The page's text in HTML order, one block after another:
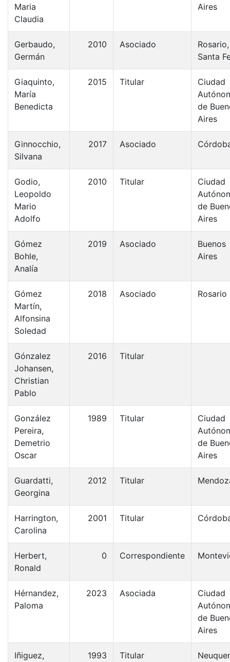
Maria
Claudia
Aires
Gerbaudo,
Germán
2010 Asociado
Rosario,
Santa
Giaquinto,
María
Benedicta
2015 Titular
Ciudad
de
Aires
Ginnocchio,
Silvana
2017 Asociado
Godio,
Leopoldo
Mario
Adolfo
2010 Titular
Ciudad
de
Aires
Gómez
Bohle,
Analía
2019 Asociado
Buenos
Aires
Gómez
Martín,
Alfonsina
Soledad
2018 Asociado Rosario
Gónzalez
Johansen,
Christian
Pablo
2016 Titular
González
Pereira,
Demetrio
Oscar
1989 Titular
Ciudad
de
Aires
Guardatti,
Georgina
2012 Titular
Harrington,
Carolina
2001 Titular
Herbert,
Ronald
0 Correspondiente
Hérnandez,
Paloma
2023 Asociada
Ciudad
de
Aires
Iñiguez,
1993 Titular